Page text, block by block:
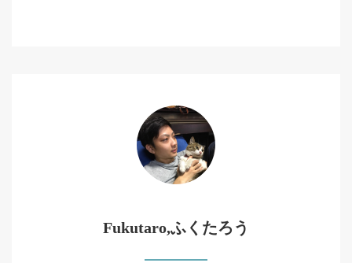
Fukutaro,ふくたろう